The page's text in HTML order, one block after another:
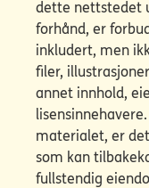
dette nettstedet
forhånd, er
inkludert, men
filer,
annet innhold,
materialet, er
som kan
fullstendig